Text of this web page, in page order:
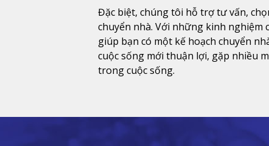
Đặc biệt, chúng tôi hỗ trợ tư vấn,
chuyển nhà. Với những kinh nghiệm
giúp bạn có một kế hoạch chuyển
cuộc sống mới thuận lợi, gặp nhiều
trong cuộc sống.